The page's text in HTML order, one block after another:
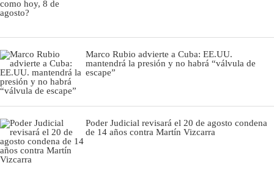
Marco Rubio advierte a Cuba: EE.UU.
mantendrá la presión y no habrá “válvula de
escape”
Poder Judicial revisará el 20 de agosto condena
de 14 años contra Martín Vizcarra